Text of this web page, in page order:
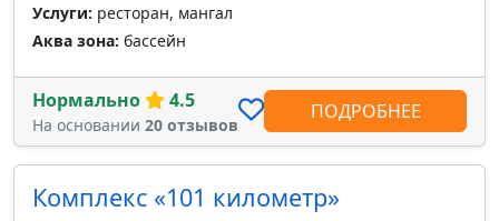
Услуги: ресторан, мангал
Аква зона: бассейн
Нормально 4.5
На основании 20 отзывов
ПОДРОБНЕЕ
Комплекс «101 километр»